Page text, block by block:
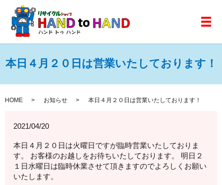
メ
本日４月２０日は営業いたしております！
HOME お知らせ 本日４月２０日は営業いたしております！
2021/04/20
本日４月２０日は火曜日ですが臨時営業いたしておりま
す。 お客様のお越しをお待ちいたしております。 明日２
１日水曜日は臨時休業させて頂きますのでよろしくお願い
いたします。